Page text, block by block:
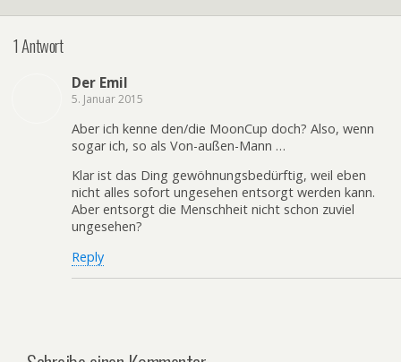
1 Antwort
Der Emil
5. Januar 2015
Aber ich kenne den/die MoonCup doch? Also, wenn
sogar ich, so als Von-außen-Mann …
Klar ist das Ding gewöhnungsbedürftig, weil eben
nicht alles sofort ungesehen entsorgt werden kann.
Aber entsorgt die Menschheit nicht schon zuviel
ungesehen?
Reply